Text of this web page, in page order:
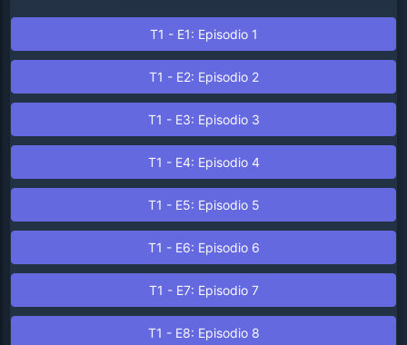
T1 - E1: Episodio 1
T1 - E2: Episodio 2
T1 - E3: Episodio 3
T1 - E4: Episodio 4
T1 - E5: Episodio 5
T1 - E6: Episodio 6
T1 - E7: Episodio 7
T1 - E8: Episodio 8